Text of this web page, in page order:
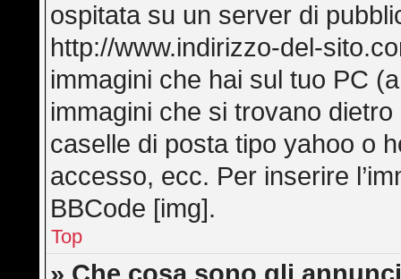
ospitata su un server di
http://www.indirizzo-del-
immagini che hai sul tuo PC
immagini che si trovano
caselle di posta tipo yahoo o
accesso, ecc. Per inserire
BBCode [img].
Top